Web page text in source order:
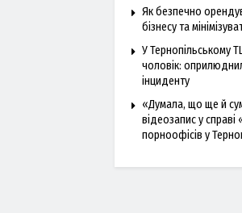
Як безпечно
бізнесу та
У Тернопільському
чоловік:
інциденту
«Думала, що ще й
відеозапис у
порноофісів у